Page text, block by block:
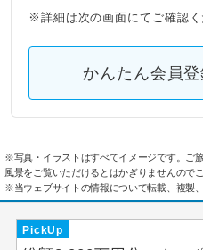
※詳細は次の画面にてご確認く
かんたん会員登
※写真・イラストはすべてイメージです。ご
風景をご覧いただけるとはかぎりませんので
※当ウェブサイトの情報について転載、複製
PickUp